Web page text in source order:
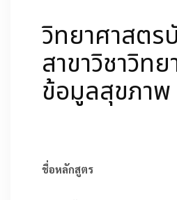
การรับเข้าศึกษา
ข่าวและกิจกรรม
วิทยาศาสต
สาขาวิชาวิท
ข้อมูลสุขภาพ
ชื่อหลักสูตร